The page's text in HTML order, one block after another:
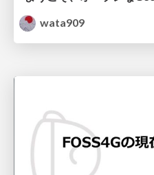
wata909